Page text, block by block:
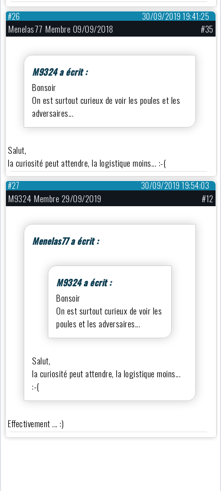
30/09/2019 19:41:25
#26
Menelas77 Membre 09/09/2018 #35
M9324 a écrit :
Bonsoir
On est surtout curieux de voir les poules et les
adversaires...
Salut,
la curiosité peut attendre, la logistique moins... :-(
30/09/2019 19:54:03
#27
M9324 Membre 29/09/2019 #12
Menelas77 a écrit :
M9324 a écrit :
Bonsoir
On est surtout curieux de voir les
poules et les adversaires...
Salut,
la curiosité peut attendre, la logistique moins...
:-(
Effectivement ... :)